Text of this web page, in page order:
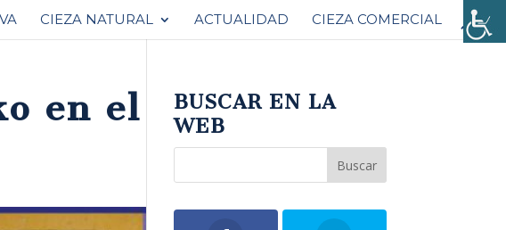
CIEZA NATURAL ACTUALIDAD CIEZA COMERCIAL
en el
BUSCAR EN LA
WEB